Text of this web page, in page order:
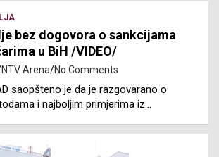
bez dogovora o sankcijama
u BiH /VIDEO/
NTV Arena No Comments
saopšteno je da je razgovarano o
i najboljim primjerima iz…